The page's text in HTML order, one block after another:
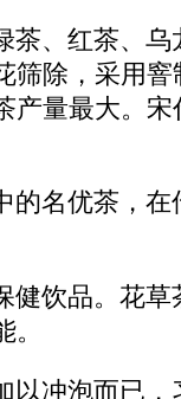
、红茶、
除，采用
产量最大。
名优茶，
饮品。花草
冲泡而已